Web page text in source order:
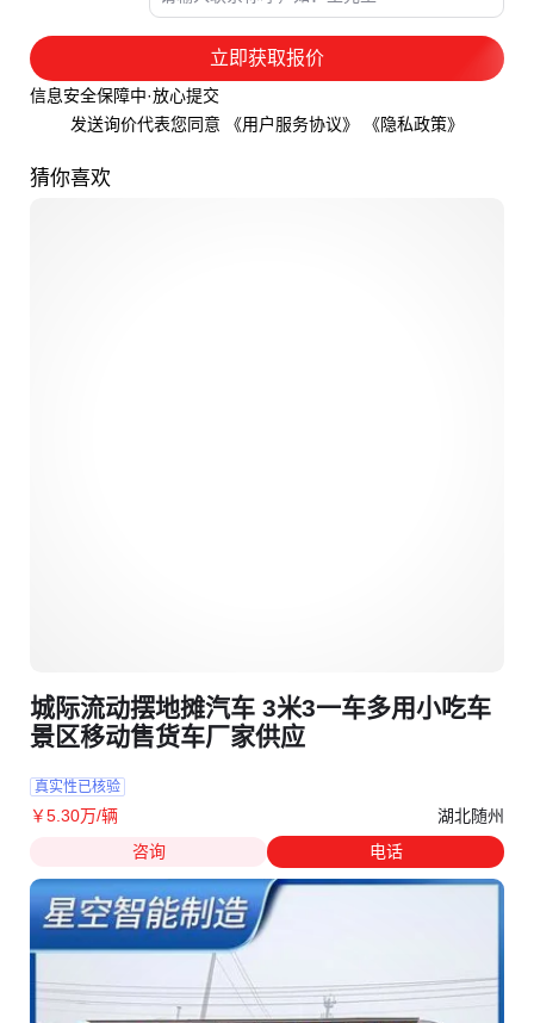
立即获取报价
信息安全保障中·放心提交
发送询价代表您同意 《用户服务协议》 《隐私政策》
猜你喜欢
城际流动摆地摊汽车 3米3一车多用小吃车
景区移动售货车厂家供应
真实性已核验
￥5.30万/辆
湖北随州
咨询
电话